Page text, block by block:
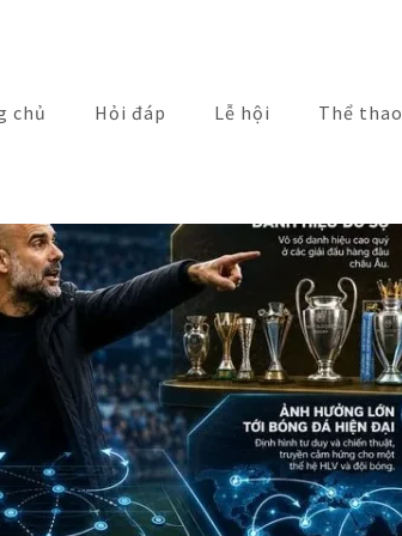
chủ Hỏi đáp Lễ hội Thể thao